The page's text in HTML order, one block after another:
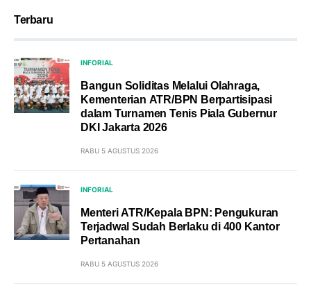
Terbaru
INFORIAL
Bangun Soliditas Melalui Olahraga,
Kementerian ATR/BPN Berpartisipasi
dalam Turnamen Tenis Piala Gubernur
DKI Jakarta 2026
RABU 5 AGUSTUS 2026
INFORIAL
Menteri ATR/Kepala BPN: Pengukuran
Terjadwal Sudah Berlaku di 400 Kantor
Pertanahan
RABU 5 AGUSTUS 2026